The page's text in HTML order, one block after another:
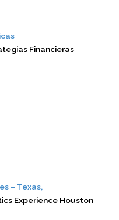
Financieras
– Texas,
Experience Houston